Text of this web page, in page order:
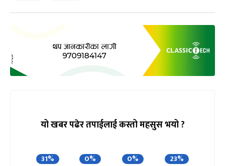
यो खबर पढेर तपाईलाई कस्तो महसुस भयो ?
31% 0% 0% 23%